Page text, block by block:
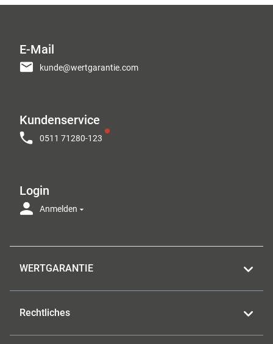
E-Mail
kunde@wertgarantie.com
Kundenservice
0511 71280-123
Login
Anmelden
WERTGARANTIE
Rechtliches